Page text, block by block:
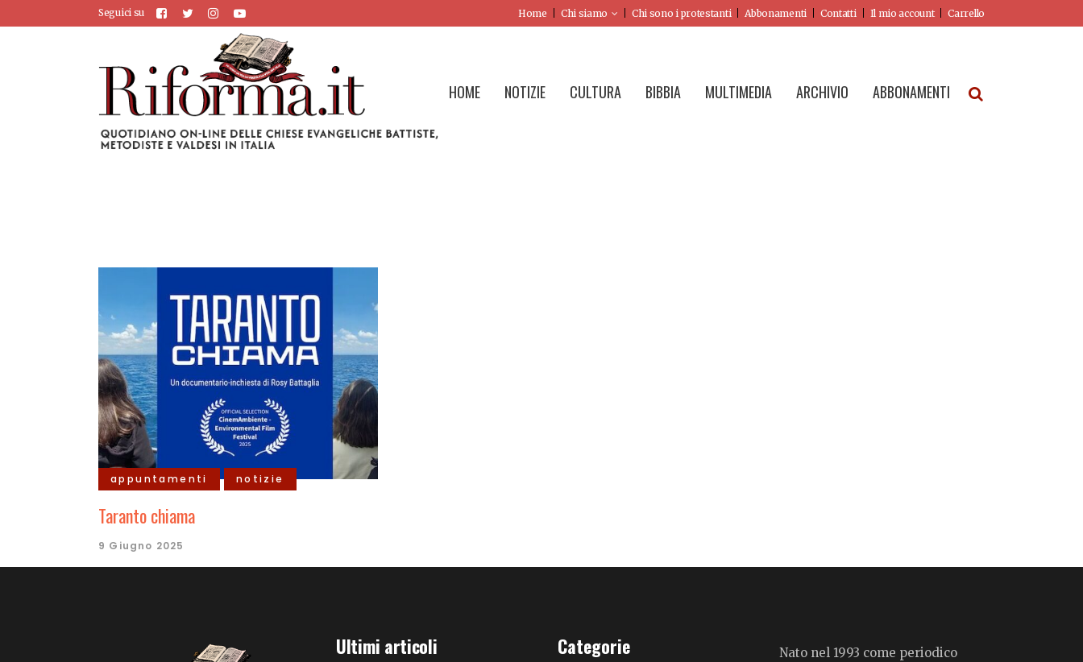
Seguici su Home Chi siamo Chi sono i protestanti Abbonamenti Contatti Il mio account Carrello
HOME NOTIZIE CULTURA BIBBIA MULTIMEDIA ARCHIVIO ABBONAMENTI
appuntamenti notizie
Taranto chiama
9 Giugno 2025
Ultimi articoli
Categorie
Nato nel 1993 come periodico